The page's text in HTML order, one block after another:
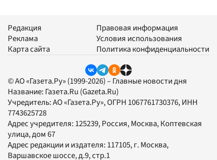
Редакция
Реклама
Карта сайта
Правовая информация
Условия использования
Политика конфиденциальности
© АО «Газета.Ру» (1999-2026) – Главные новости дня
Название: Газета.Ru (Gazeta.Ru)
Учредитель:АО «Газета.Ру», ОГРН 1067761730376, ИНН
7743625728
Адрес учредителя: 125239, Россия, Москва, Коптевская
улица, дом 67
Адрес редакции и издателя: 117105, г. Москва,
Варшавское шоссе, д.9, стр.1